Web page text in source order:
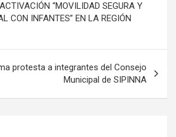
“MOVILIDAD SEGURA Y
CON INFANTES” EN LA REGIÓN
protesta a integrantes del Consejo
Municipal de SIPINNA